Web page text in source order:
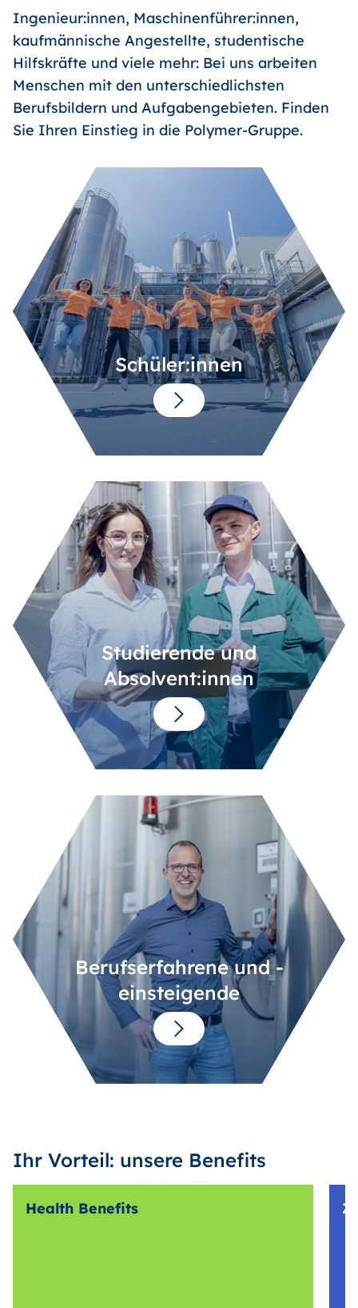
Ingenieur:innen, Maschinenführer:innen,
kaufmännische Angestellte, studentische
Hilfskräfte und viele mehr: Bei uns arbeiten
Menschen mit den unterschiedlichsten
Berufsbildern und Aufgabengebieten. Finden
Sie Ihren Einstieg in die Polymer-Gruppe.
Schüler:innen
Studierende und
Absolvent:innen
Berufserfahrene und -
einsteigende
Ihr Vorteil: unsere Benefits
Health Benefits